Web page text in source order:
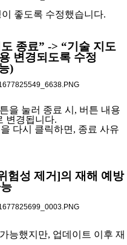
좋도록 수정했습니다.
종료” -> “기술 지도
변경되도록 수정
)
을 눌러 종료 시 , 버튼 내용
변경됩니다.
다시 클릭하면 , 종료 사유
험성 제거]의 재해 예방
능했지만, 업데이트 이후 재